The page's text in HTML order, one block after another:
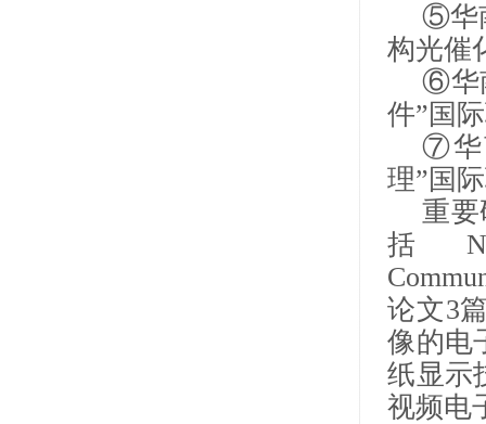
⑤华
构光催
⑥华
件”国
⑦华
理”国
重要
括
论文3
像的电
纸显示
视频电